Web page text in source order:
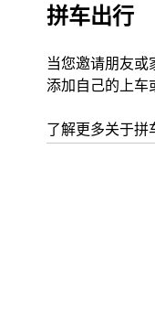
拼车出行
当您邀请朋友或
添加自己的上车
了解更多关于拼